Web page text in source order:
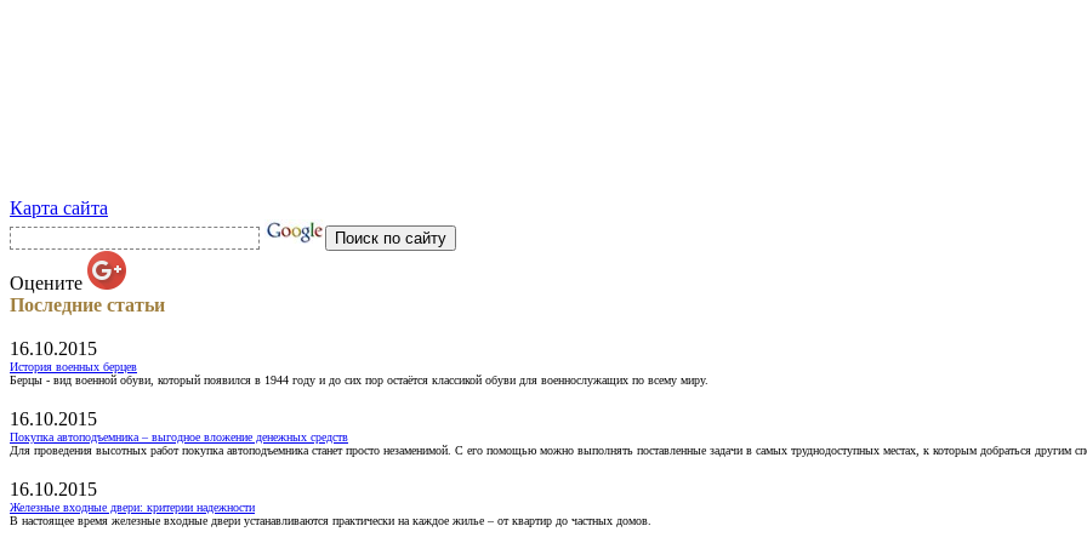
Карта сайта
Оцените
Последние статьи
16.10.2015
История военных берцев
Берцы - вид военной обуви, который появился в 1944 году и до сих пор остаётся классикой обуви для военнослужащих по всему миру.
16.10.2015
Покупка автоподъемника – выгодное вложение денежных средств
Для проведения высотных работ покупка автоподъемника станет просто незаменимой. С его помощью можно выполнять поставленные задачи в самых труднодоступных местах, к которым добраться другим
16.10.2015
Железные входные двери: критерии надежности
В настоящее время железные входные двери устанавливаются практически на каждое жилье – от квартир до частных домов.